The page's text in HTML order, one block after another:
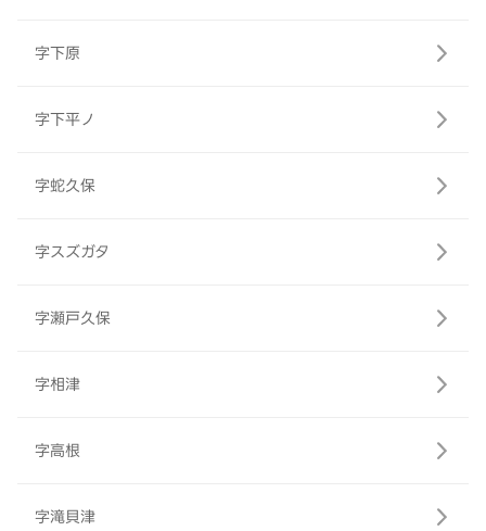
字下原
字下平ノ
字蛇久保
字スズガタ
字瀬戸久保
字相津
字高根
字滝貝津